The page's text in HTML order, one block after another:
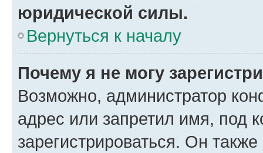
юридической силы.
Вернуться к началу
Почему я не могу
Возможно, администратор
адрес или запретил имя, под
зарегистрироваться. Он